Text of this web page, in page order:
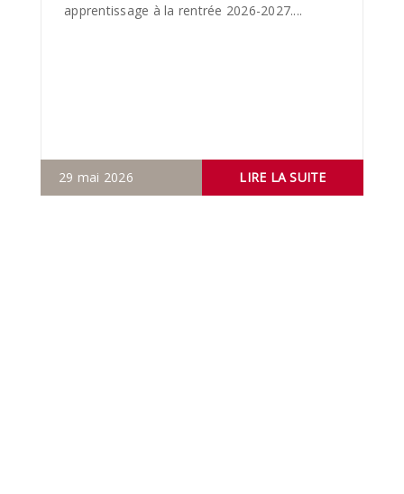
apprentissage à la rentrée 2026-2027....
29 mai 2026 LIRE LA SUITE